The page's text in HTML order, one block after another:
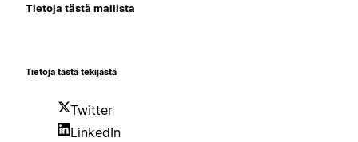
Tietoja tästä mallista
Tietoja tästä tekijästä
Twitter
LinkedIn